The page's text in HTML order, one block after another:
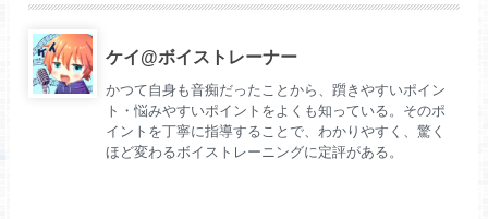
ケイ@ボイストレーナー
かつて自身も音痴だったことから、躓きやすいポイン
ト・悩みやすいポイントをよくも知っている。そのポ
イントを丁寧に指導することで、わかりやすく、驚く
ほど変わるボイストレーニングに定評がある。